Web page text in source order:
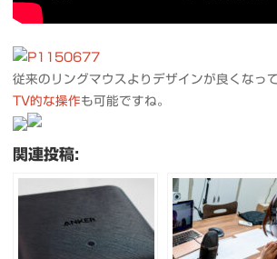
従来のリングマウスよりデザインが良くなって
TV的な操作も可能ですね。
関連投稿: